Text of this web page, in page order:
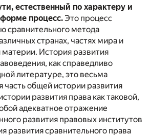
естественный по характеру и
процесс.Это процесс
сравнительного метода
странах, частях мира и
материи. История развития
как справедливо
литературе, это весьма
часть общей истории развития
развития права как таковой,
адекватное отражение
развития правовых институтов
развития сравнительного права